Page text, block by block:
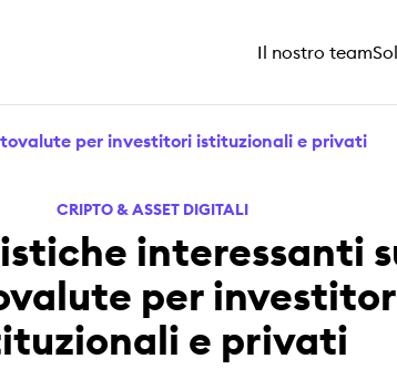
Il nostro team
per investitori istituzionali e privati
CRIPTO & ASSET DIGITALI
interessanti
per
e privati